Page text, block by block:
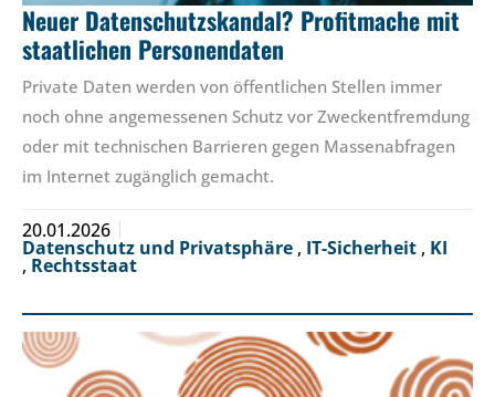
Neuer Datenschutzskandal? Profitmache mit
staatlichen Personendaten
Private Daten werden von öffentlichen Stellen immer
noch ohne angemessenen Schutz vor Zweckentfremdung
oder mit technischen Barrieren gegen Massenabfragen
im Internet zugänglich gemacht.
20.01.2026
Datenschutz und Privatsphäre , IT-Sicherheit , KI
, Rechtsstaat